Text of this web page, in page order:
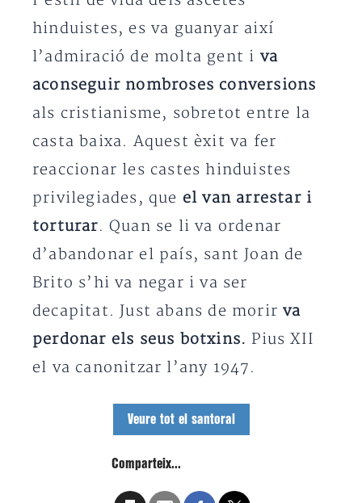
hinduistes, es va guanyar així
l’admiració de molta gent i va
aconseguir nombroses conversions
als cristianisme, sobretot entre la
casta baixa. Aquest èxit va fer
reaccionar les castes hinduistes
privilegiades, que el van arrestar i
torturar. Quan se li va ordenar
d’abandonar el país, sant Joan de
Brito s’hi va negar i va ser
decapitat. Just abans de morir va
perdonar els seus botxins.Pius XII
el va canonitzar l’any 1947.
Veure tot el santoral
Comparteix...